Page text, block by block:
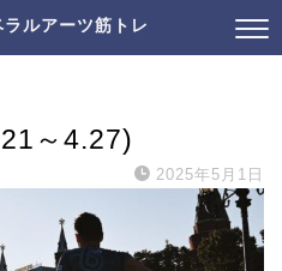
ルアーツ筋トレ
～4.27)
2025年5月1日